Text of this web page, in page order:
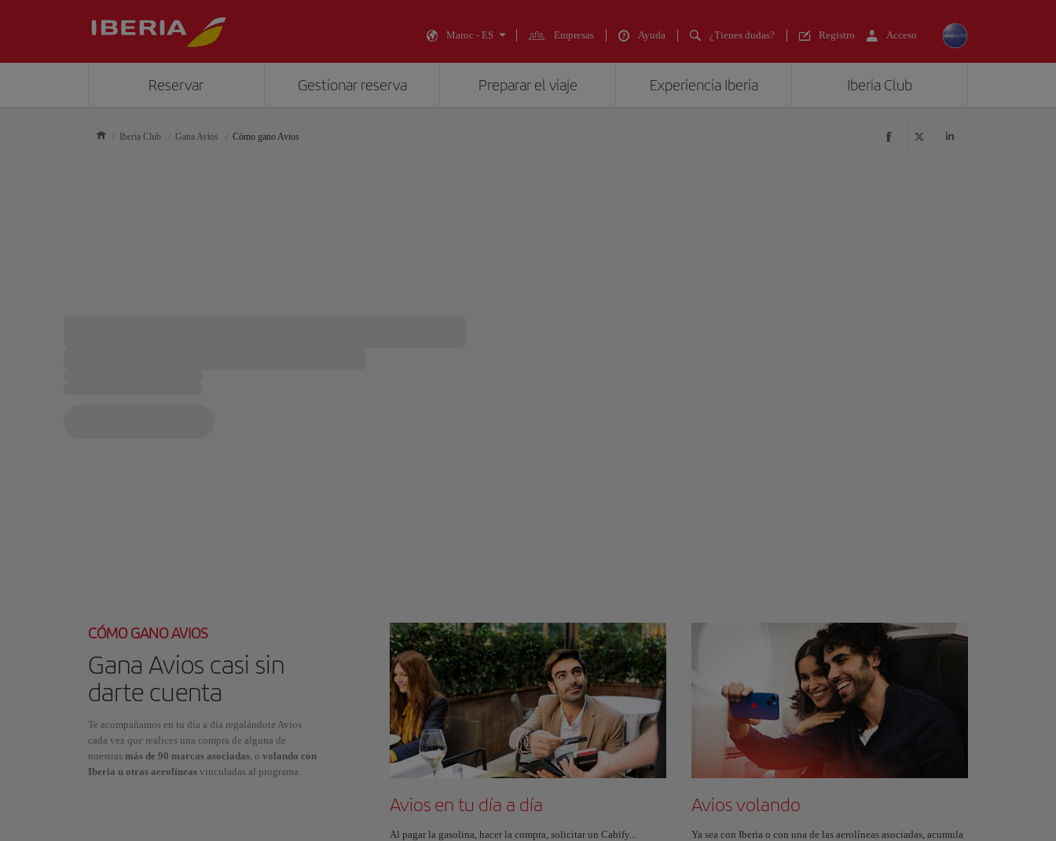
Maroc - ES Empresas Ayuda ¿Tienes dudas? Registro Acceso
Reservar Gestionar reserva Preparar el viaje Experiencia Iberia Iberia Club
Iberia Club Gana Avios Cómo gano Avios
CÓMO GANO AVIOS
Gana Avios casi sin
darte cuenta
Te acompañamos en tu día a día regalándote Avios
cada vez que realices una compra de alguna de
nuestras más de 90 marcas asociadas, o volando con
Iberia u otras aerolíneas vinculadas al programa.
Avios en tu día a día
Al pagar la gasolina, hacer la compra, solicitar un Cabify...
Avios volando
Ya sea con Iberia o con una de las aerolíneas asociadas, acumula